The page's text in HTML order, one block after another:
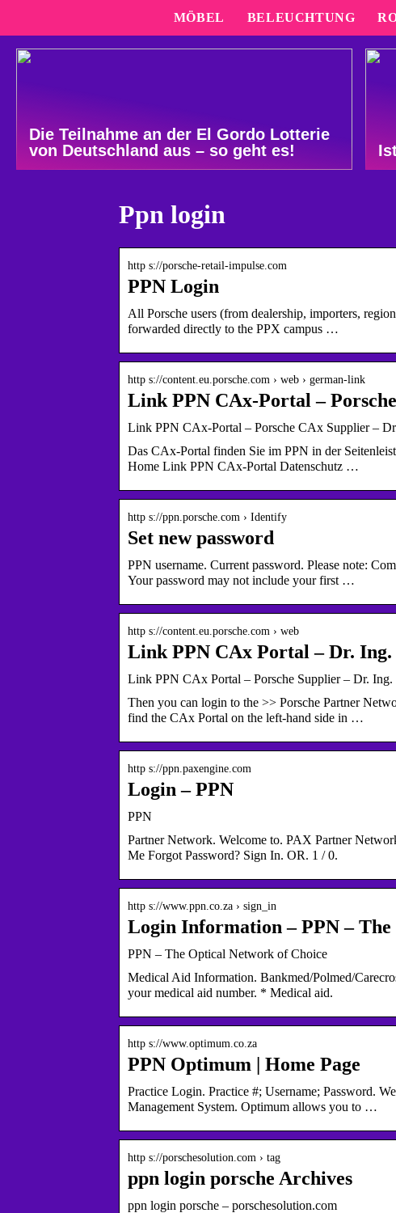
MÖBEL BELEUCHTUNG
Die Teilnahme an der El Gordo Lotterie
von Deutschland aus – so geht es!
Ppn login
http s://porsche-retail-impulse.com
PPN Login
All Porsche users (from dealership, importers,
forwarded directly to the PPX campus …
http s://content.eu.porsche.com › web › german-link
Link PPN CAx-Portal –
Link PPN CAx-Portal – Porsche CAx Supplier –
Das CAx-Portal finden Sie im PPN in der
Home Link PPN CAx-Portal Datenschutz …
http s://ppn.porsche.com › Identify
Set new password
PPN username. Current password. Please note:
Your password may not include your first …
http s://content.eu.porsche.com › web
Link PPN CAx Portal – Dr. Ing.
Link PPN CAx Portal – Porsche Supplier – Dr. Ing.
Then you can login to the >> Porsche Partner
find the CAx Portal on the left-hand side in …
http s://ppn.paxengine.com
Login – PPN
PPN
Partner Network. Welcome to. PAX Partner
Me Forgot Password? Sign In. OR. 1 / 0.
http s://www.ppn.co.za › sign_in
Login Information – PPN –
PPN – The Optical Network of Choice
Medical Aid Information. Bankmed/Polmed/
your medical aid number. * Medical aid.
http s://www.optimum.co.za
PPN Optimum | Home Page
Practice Login. Practice #; Username; Password.
Management System. Optimum allows you to …
http s://porschesolution.com › tag
ppn login porsche Archives
ppn login porsche – porschesolution.com